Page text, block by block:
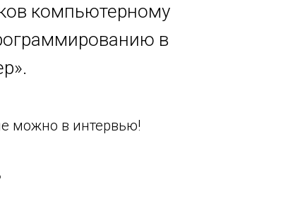
компьютерному
в
можно в интервью!